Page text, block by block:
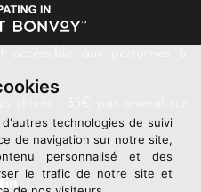
technologies de suivi
de navigation sur notre site,
personnalisé et des
le trafic de notre site et